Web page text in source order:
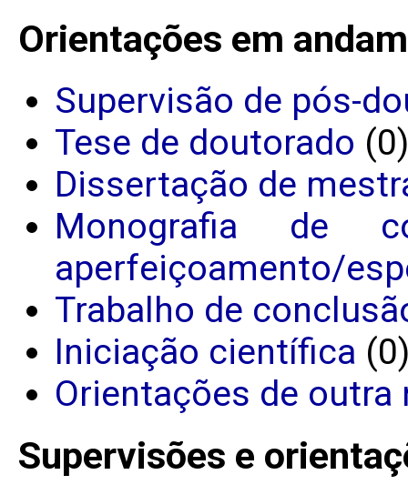
Orientações em
Supervisão de pós-
Tese de doutorado (0)
Dissertação de
Monografia de
aperfeiçoamento/
Trabalho de
Iniciação científica
Orientações de outra
Supervisões e